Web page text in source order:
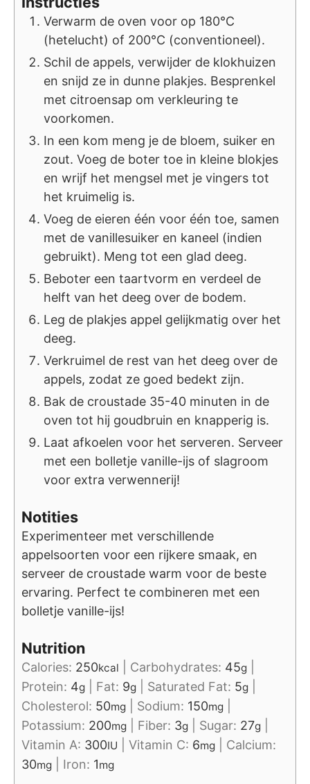
Verwarm de oven voor op 180°C
(hetelucht) of 200°C (conventioneel).
Schil de appels, verwijder de klokhuizen
en snijd ze in dunne plakjes. Besprenkel
met citroensap om verkleuring te
voorkomen.
In een kom meng je de bloem, suiker en
zout. Voeg de boter toe in kleine blokjes
en wrijf het mengsel met je vingers tot
het kruimelig is.
Voeg de eieren één voor één toe, samen
met de vanillesuiker en kaneel (indien
gebruikt). Meng tot een glad deeg.
Beboter een taartvorm en verdeel de
helft van het deeg over de bodem.
Leg de plakjes appel gelijkmatig over het
deeg.
Verkruimel de rest van het deeg over de
appels, zodat ze goed bedekt zijn.
Bak de croustade 35-40 minuten in de
oven tot hij goudbruin en knapperig is.
Laat afkoelen voor het serveren. Serveer
met een bolletje vanille-ijs of slagroom
voor extra verwennerij!
Notities
Experimenteer met verschillende
appelsoorten voor een rijkere smaak, en
serveer de croustade warm voor de beste
ervaring. Perfect te combineren met een
bolletje vanille-ijs!
Nutrition
Calories: 250kcal Carbohydrates: 45g
Protein: 4g Fat: 9g Saturated Fat: 5g
Cholesterol: 50mg Sodium: 150mg
Potassium: 200mg Fiber: 3g Sugar: 27g
Vitamin A: 300IU Vitamin C: 6mg
Calcium:
30mg Iron: 1mg